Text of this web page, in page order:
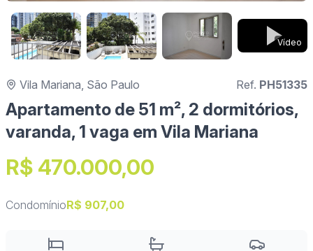
Vídeo
Vila Mariana, São Paulo Ref. PH51335
Apartamento de 51 m², 2 dormitórios,
varanda, 1 vaga em Vila Mariana
R$ 470.000,00
CondomínioR$ 907,00